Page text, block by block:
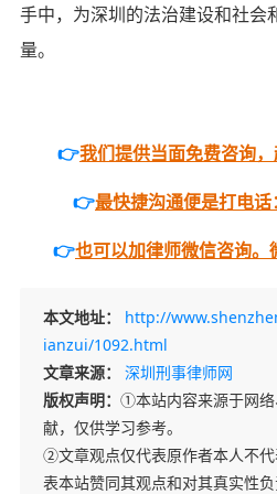
手中，为深圳的法治建设和社会
量。
👉我们提供当面免费咨询，
👉最快捷沟通便是打电
👉也可以加律师微信咨询
本文地址：
http://
ianzui/1092.html
文章来源：
深圳刑事律师网
版权声明： ①本站内容来源于网
献，仅供学习参考。
②文章观点仅代表原作者本人不
表本站赞同其观点和对其真实性负